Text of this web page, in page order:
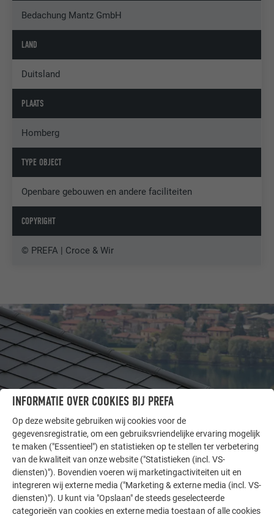
Bedachung Mantz GmbH
LAND
Duitsland
PLAATS
Homberg
TYPE OBJECT
Openbare gebouwen en andere faciliteiten
COPYRIGHT
© PREFA | Croce & Wir
LAAT U INSPIREREN
ANDERE OBJECTEN
De PREFA referentiegallerij laat zien hoe veelzijdig
INFORMATIE OVER COOKIES BIJ PREFA
Op deze website gebruiken wij cookies voor de
gegevensregistratie, om een gebruiksvriendelijke ervaring mogelijk
te maken ("Essentieel") en statistieken op te stellen ter verbetering
van de kwaliteit van onze website ("Statistieken (incl. VS-
diensten)"). Bovendien voeren wij marketingactiviteiten uit en
integreren wij externe media ("Marketing & externe media (incl. VS-
diensten)"). U kunt via "Opslaan" de steeds geselecteerde
categorieën van cookies en externe media toestaan of alle cookies